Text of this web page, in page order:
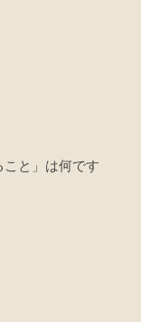
と」は何です